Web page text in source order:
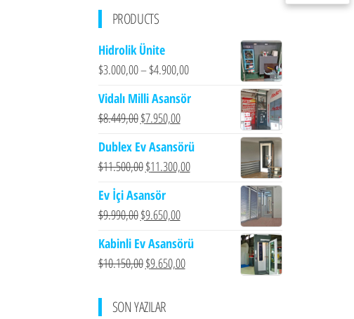
PRODUCTS
Hidrolik Ünite
$3.000,00–$4.900,00
Vidalı Milli Asansör
$8.449,00Orijinal
$8.449,00.
$7.950,00Şu
fiyat:
$7.950,00.
Dublex Ev Asansörü
$11.500,00Orijinal
$11.500,00.
$11.300,00Şu
Ev İçi Asansör
$9.990,00Orijinal
$9.990,00.
$9.650,00Şu
fiyat:
$9.650,00.
Kabinli Ev Asansörü
$10.150,00Orijinal
$10.150,00.
$9.650,00Şu
SON YAZILAR